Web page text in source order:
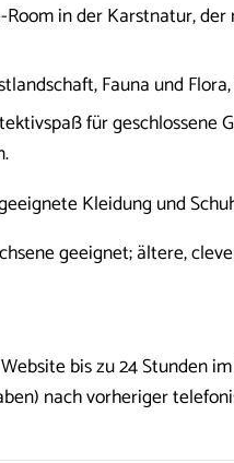
Room in der Karstnatur,
Fauna und
für geschlossene
Kleidung und
geeignet; ältere,
bis zu 24 Stunden
nach vorheriger